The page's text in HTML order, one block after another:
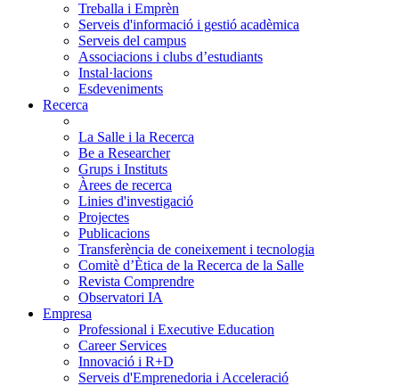
Treballa i Emprèn
Serveis d'informació i gestió acadèmica
Serveis del campus
Associacions i clubs d’estudiants
Instal·lacions
Esdeveniments
Recerca
La Salle i la Recerca
Be a Researcher
Grups i Instituts
Àrees de recerca
Linies d'investigació
Projectes
Publicacions
Transferència de coneixement i tecnologia
Comitè d’Ètica de la Recerca de la Salle
Revista Comprendre
Observatori IA
Empresa
Professional i Executive Education
Career Services
Innovació i R+D
Serveis d'Emprenedoria i Acceleració